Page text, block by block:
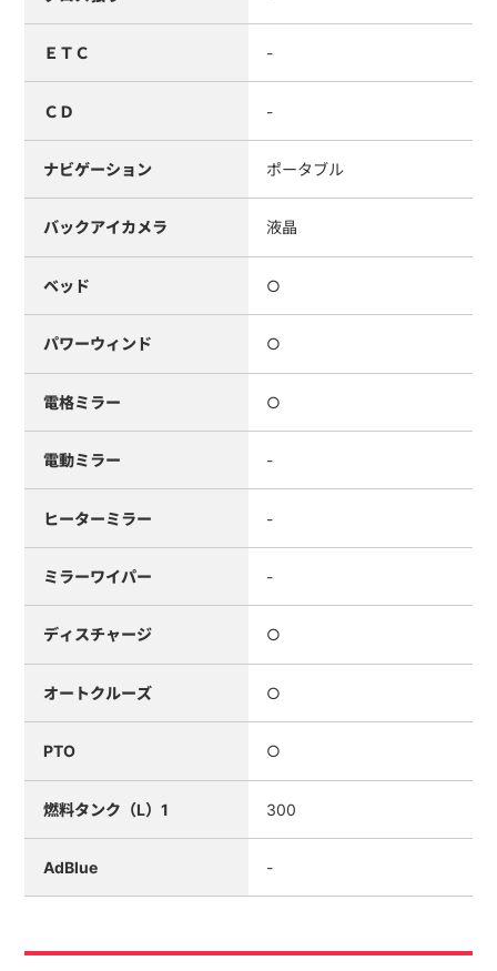
ＥＴＣ -
ＣＤ -
ナビゲーション ポータブル
バックアイカメラ 液晶
ベッド ○
パワーウィンド ○
電格ミラー ○
電動ミラー -
ヒーターミラー -
ミラーワイパー -
ディスチャージ ○
オートクルーズ ○
PTO ○
燃料タンク（L）1 300
AdBlue -